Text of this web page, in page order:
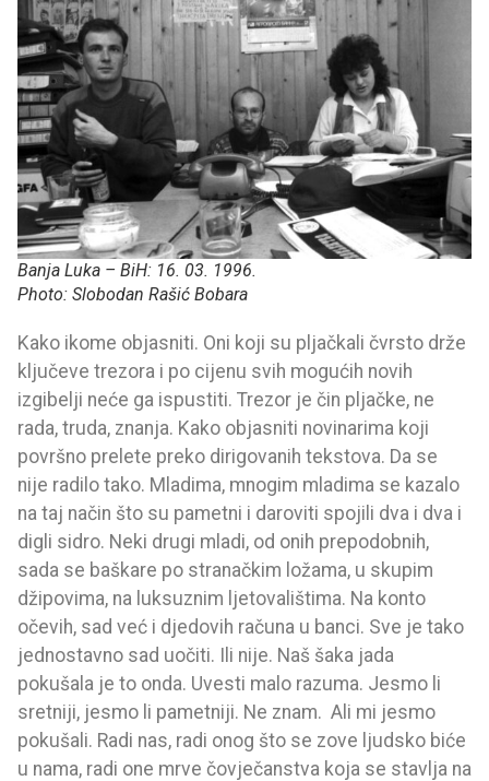
Banja Luka – BiH: 16. 03. 1996.
Photo: Slobodan Rašić Bobara
Kako ikome objasniti. Oni koji su pljačkali čvrsto drže
ključeve trezora i po cijenu svih mogućih novih
izgibelji neće ga ispustiti. Trezor je čin pljačke, ne
rada, truda, znanja. Kako objasniti novinarima koji
površno prelete preko dirigovanih tekstova. Da se
nije radilo tako. Mladima, mnogim mladima se kazalo
na taj način što su pametni i daroviti spojili dva i dva i
digli sidro. Neki drugi mladi, od onih prepodobnih,
sada se baškare po stranačkim ložama, u skupim
džipovima, na luksuznim ljetovalištima. Na konto
očevih, sad već i djedovih računa u banci. Sve je tako
jednostavno sad uočiti. Ili nije. Naš šaka jada
pokušala je to onda. Uvesti malo razuma. Jesmo li
sretniji, jesmo li pametniji. Ne znam. Ali mi jesmo
pokušali. Radi nas, radi onog što se zove ljudsko biće
u nama, radi one mrve čovječanstva koja se stavlja na